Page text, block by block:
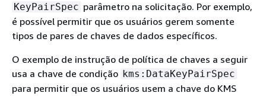
KeyPairSpec parâmetro na solicitação. Por exemplo,
é possível permitir que os usuários gerem somente
tipos de pares de chaves de dados específicos.
O exemplo de instrução de política de chaves a seguir
usa a chave de condição kms:DataKeyPairSpec
para permitir que os usuários usem a chave do KMS